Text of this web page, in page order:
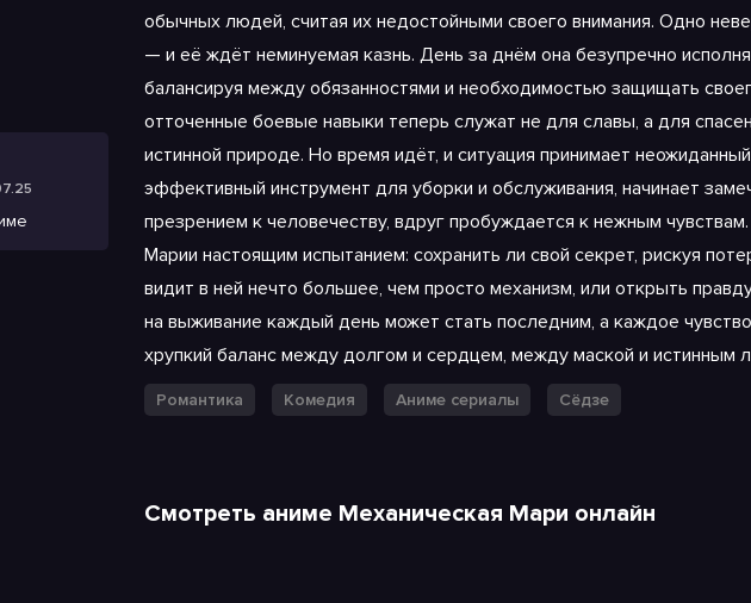
обычных людей, считая их недостойными своего внимания. Одно
— и её ждёт неминуемая казнь. День за днём она безупречно
балансируя между обязанностями и необходимостью защищать
отточенные боевые навыки теперь служат не для славы, а для
истинной природе. Но время идёт, и ситуация принимает
эффективный инструмент для уборки и обслуживания, начинает
презрением к человечеству, вдруг пробуждается к нежным
Марии настоящим испытанием: сохранить ли свой секрет, рискуя
видит в ней нечто большее, чем просто механизм, или открыть
на выживание каждый день может стать последним, а каждое
хрупкий баланс между долгом и сердцем, между маской и истинным
Романтика Комедия Аниме сериалы Сёдзе
Смотреть аниме Механическая Мари онлайн